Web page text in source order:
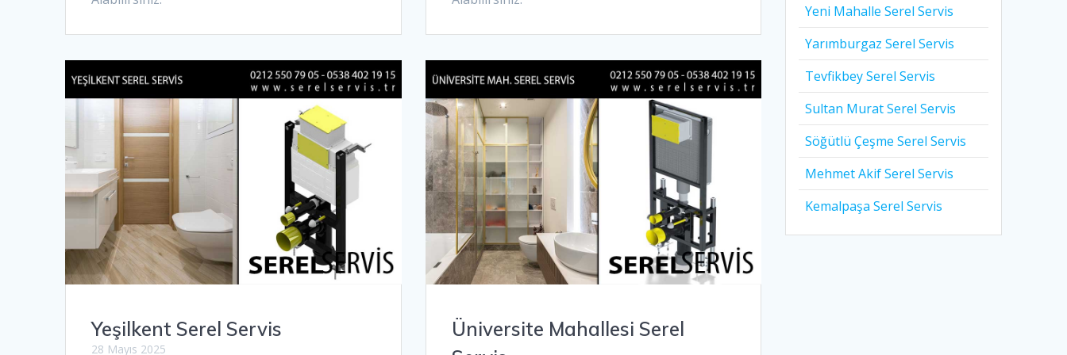
Yeşilkent Serel Servis
28 Mayıs 2025
Üniversite Mahallesi Serel
Yeni Mahalle Serel Servis
Yarımburgaz Serel Servis
Tevfikbey Serel Servis
Sultan Murat Serel Servis
Söğütlü Çeşme Serel Servis
Mehmet Akif Serel Servis
Kemalpaşa Serel Servis